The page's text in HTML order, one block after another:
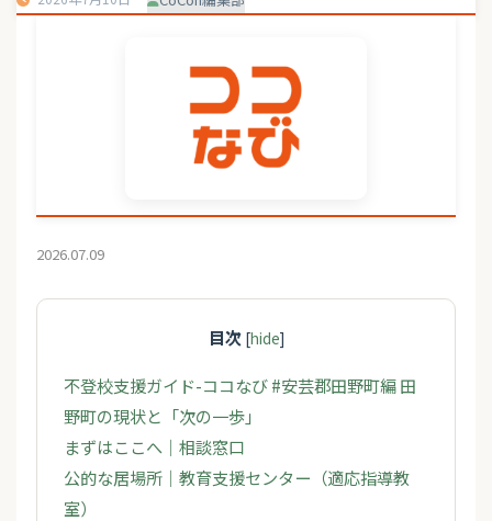
2026.07.09
目次 [hide]
不登校支援ガイド-ココなび #安芸郡田野町編 田
野町の現状と「次の一歩」
まずはここへ｜相談窓口
公的な居場所｜教育支援センター（適応指導教
室）